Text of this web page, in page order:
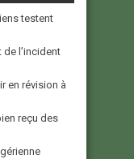
testent
de l’incident
en révision à
reçu des